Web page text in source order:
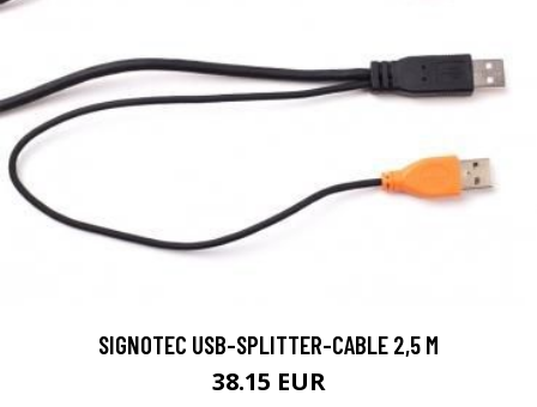
SIGNOTEC USB-SPLITTER-CABLE 2,5 M
38.15 EUR